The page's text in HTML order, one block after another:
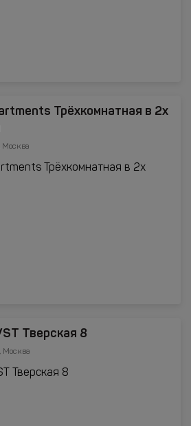
Трёхкомнатная в 2х
Москва
Тверская 8
Москва